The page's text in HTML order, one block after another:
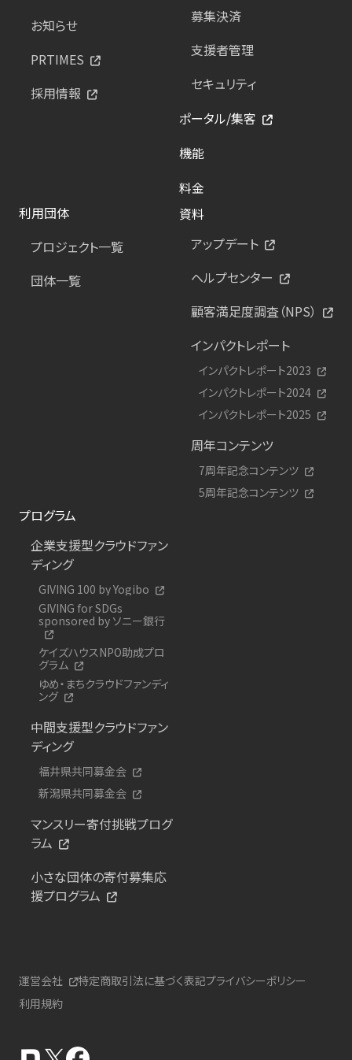
お知らせ
PRTIMES
採用情報
募集決済
支援者管理
セキュリティ
ポータル/集客
機能
料金
利用団体
プロジェクト一覧
団体一覧
資料
アップデート
ヘルプセンター
顧客満足度調査（NPS）
インパクトレポート
インパクトレポート2023
インパクトレポート2024
インパクトレポート2025
周年コンテンツ
7周年記念コンテンツ
5周年記念コンテンツ
プログラム
企業支援型クラウドファン
ディング
GIVING 100 by Yogibo
GIVING for SDGs
sponsored by ソニー銀行
ケイズハウスNPO助成プロ
グラム
ゆめ・まちクラウドファンディ
ング
中間支援型クラウドファン
ディング
福井県共同募金会
新潟県共同募金会
マンスリー寄付挑戦プログ
ラム
小さな団体の寄付募集応
援プログラム
運営会社 特定商取引法に基づく表記プライバシーポリシー
利用規約